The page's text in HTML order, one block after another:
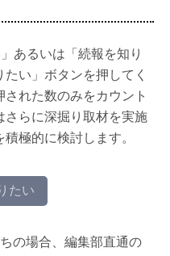
あるいは「続報を知り
い」ボタンを押してく
れた数のみをカウント
さらに深掘り取材を実施
極的に検討します。
たい
の場合、編集部直通の